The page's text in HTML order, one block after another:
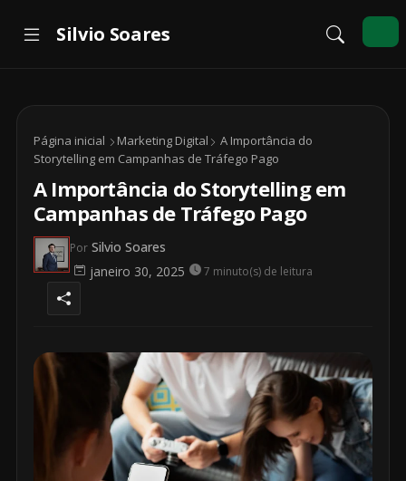
Página inicial Marketing Digital
A Importância do
Storytelling em Campanhas de Tráfego Pago
A Importância do Storytelling em
Campanhas de Tráfego Pago
Por Silvio Soares
janeiro 30, 2025
7 minuto(s) de leitura